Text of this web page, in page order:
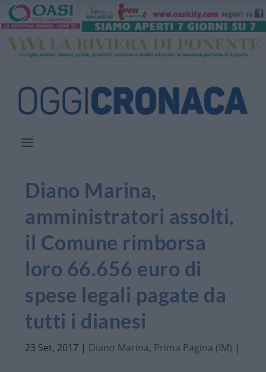
Diano Marina,
amministratori assolti,
il Comune rimborsa
loro 66.656 euro di
spese legali pagate da
tutti i dianesi
23 Set, 2017 | Diano Marina, Prima Pagina (IM) |